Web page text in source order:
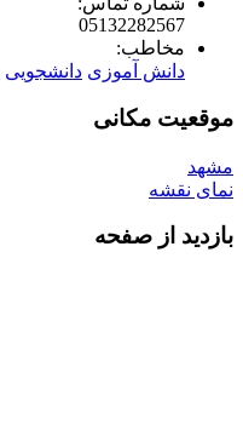
05132282567
مخاطب:
دانش آموزی دانشجویی
موقعیت مکانی
مشهد
نمای نقشه
بازدید از صفحه